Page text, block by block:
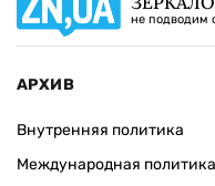
не подводим
АРХИВ
Внутренняя политика
Международная политика